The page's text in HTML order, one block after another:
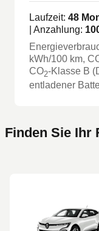
Laufzeit: 48
| Anzahlung:
kWh/100 km,
CO2-Klasse B
entladener
Finden Sie Ihr